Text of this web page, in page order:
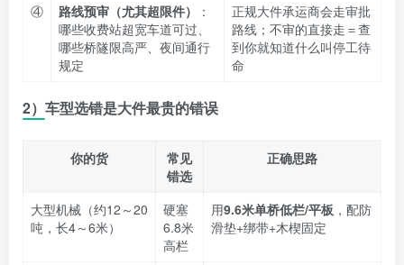
④
路线预审（尤其超限件）
：
哪些收费站超宽车道可过、
哪些桥隧限高严、夜间通行
规定
正规大件承运商会走审批
路线；不审的直接走＝查
到你就知道什么叫停工待
命
2）车型选错是大件最贵的错误
你的货
常见
错选
正确思路
大型机械（约12～20
吨，长4～6米）
硬塞
6.8米
高栏
用9.6米单桥低栏/平板 ，配防
滑垫+绑带+木楔固定